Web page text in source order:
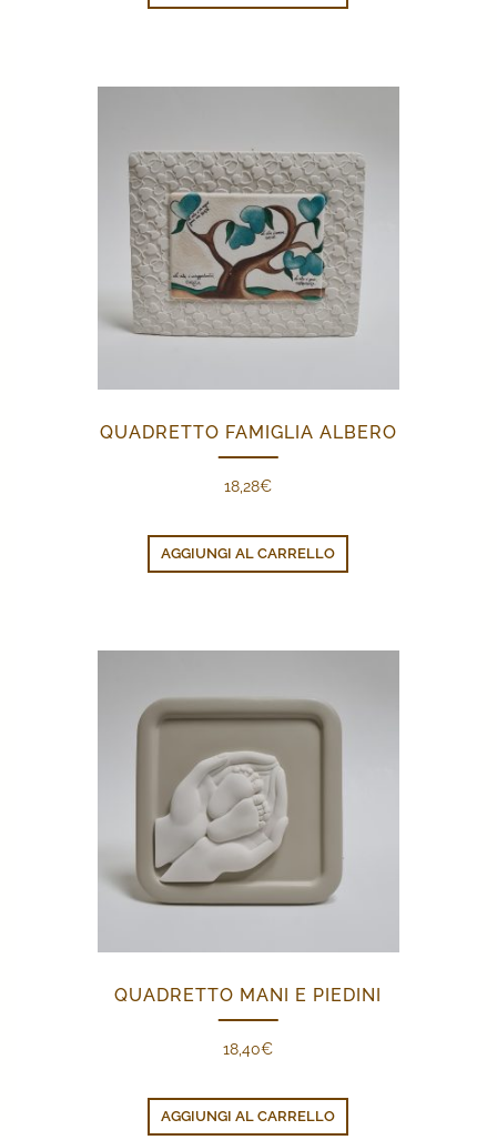
QUADRETTO FAMIGLIA ALBERO
18,28€
AGGIUNGI AL CARRELLO
QUADRETTO MANI E PIEDINI
18,40€
AGGIUNGI AL CARRELLO